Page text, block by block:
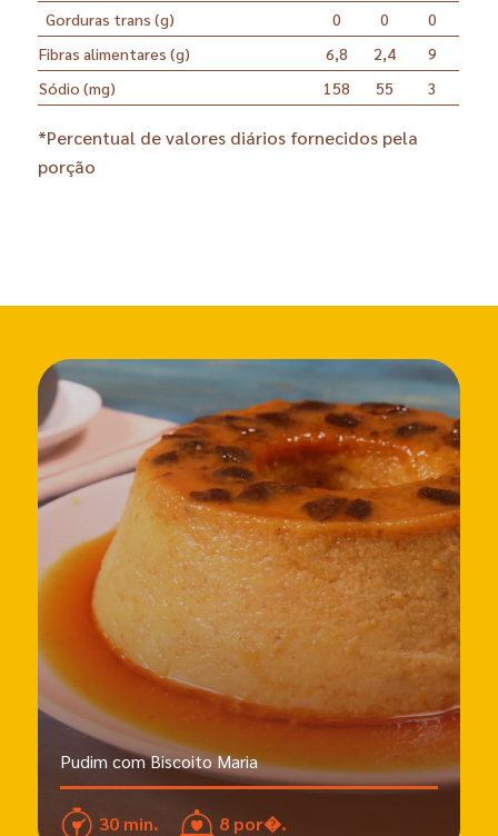
Gorduras trans (g)
0 0
0
Fibras alimentares (g)
6,8 2,4
9
Sódio (mg)
158 55 3
*Percentual de valores diários fornecidos pela
porção
Pudim com Biscoito Maria
30 min. 8 por�.